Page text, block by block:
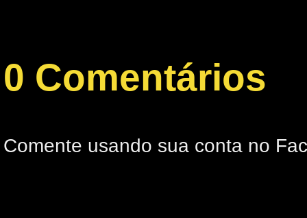
0 Comentários
Comente usando sua conta no